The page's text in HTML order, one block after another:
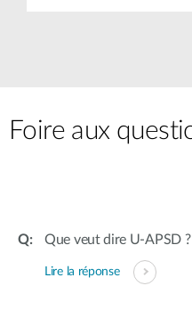
Foire aux
Que veut dire U-APSD ?
Lire la réponse